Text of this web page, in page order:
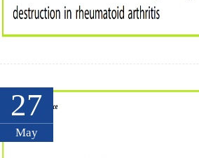
27
May